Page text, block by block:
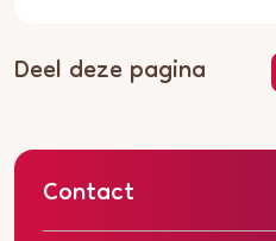
Deel deze pagina
Contact